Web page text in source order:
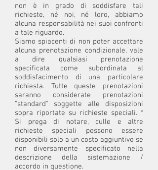
non è in grado di soddisfare tali
richieste, né noi, né loro, abbiamo
alcuna responsabilità nei suoi confronti
a tale riguardo.
Siamo spiacenti di non poter accettare
alcuna prenotazione condizionale, vale
a dire qualsiasi prenotazione
specificata come subordinata al
soddisfacimento di una particolare
richiesta. Tutte queste prenotazioni
saranno considerate prenotazioni
"standard" soggette alle disposizioni
sopra riportate su richieste speciali. *
Si prega di notare, culle e altre
richieste speciali possono essere
disponibili solo a un costo aggiuntivo se
non diversamente specificato nella
descrizione della sistemazione /
accordo in questione.